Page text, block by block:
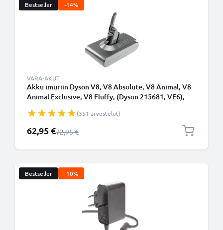
Bestseller -14%
VARA-AKUT
Akku imuriin Dyson V8, V8 Absolute, V8 Animal, V8
Animal Exclusive, V8 Fluffy, (Dyson 215681, VE6),
CELLONIC - Ruuvikiinnitteinen akku
(351 arvostelut)
Erikoishinta
62,95 €Normaali hinta
72,95 €
Bestseller -10%